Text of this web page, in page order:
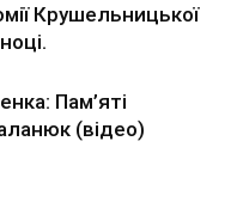
Крушельницької
Пам’яті
(відео)